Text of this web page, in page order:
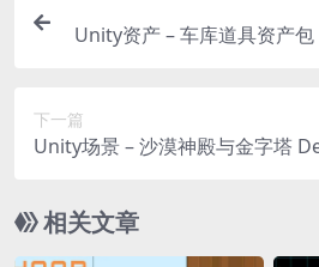
Unity资产 – 车库道具资产
下一篇
Unity场景 – 沙漠神殿与金字塔
相关文章